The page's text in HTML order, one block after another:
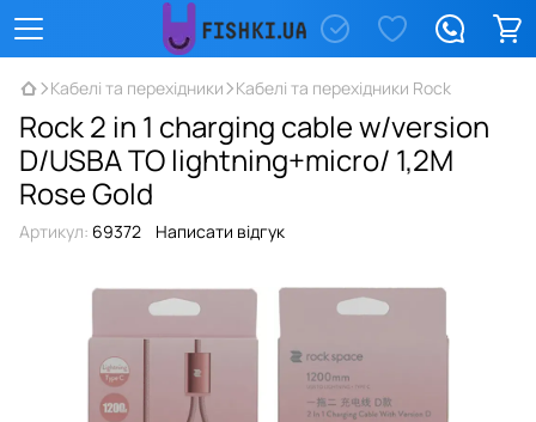
Кабелі та перехідники Кабелі та перехідники Rock
Rock 2 in 1 charging cable w/version
D/USBA TO lightning+micro/ 1,2M
Rose Gold
Артикул: 69372 Написати відгук